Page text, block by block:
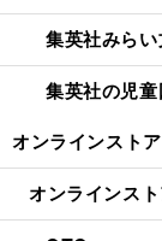
集英社みらい
集英社の児
オンラインストア
オンラインス